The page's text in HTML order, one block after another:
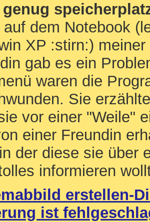
auf dem Notebook
XP :stirn:) meiner
gab es ein
waren die
Sie
vor einer "Weile"
einer Freundin
der diese sie über
informieren
erstellen-
ist